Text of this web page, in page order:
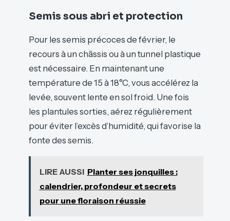
Semis sous abri et protection
Pour les semis précoces de février, le
recours à un châssis ou à un tunnel plastique
est nécessaire. En maintenant une
température de 15 à 18°C, vous accélérez la
levée, souvent lente en sol froid. Une fois
les plantules sorties, aérez régulièrement
pour éviter l’excès d’humidité, qui favorise la
fonte des semis.
LIRE AUSSI Planter ses jonquilles :
calendrier, profondeur et secrets
pour une floraison réussie